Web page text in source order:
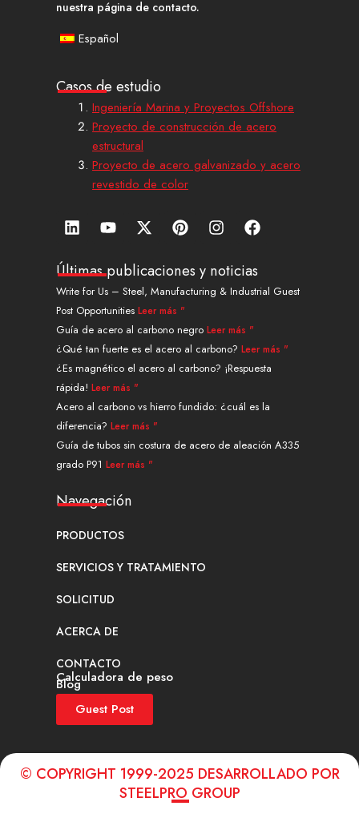
nuestra página de contacto.
Español
Casos de estudio
Ingeniería Marina y Proyectos Offshore
Proyecto de construcción de acero
estructural
Proyecto de acero galvanizado y acero
revestido de color
L
i
k
e
d
i
n
Y
o
t
u
b
e
X
-
w
i
t
t
e
r
P
i
t
e
r
e
s
t
I
n
t
a
g
a
m
F
a
e
b
o
k
Últimas publicaciones y noticias
Write for Us – Steel, Manufacturing & Industrial Guest
Post Opportunities Leer más "
Guía de acero al carbono negro Leer más "
¿Qué tan fuerte es el acero al carbono? Leer más "
¿Es magnético el acero al carbono? ¡Respuesta
rápida! Leer más "
Acero al carbono vs hierro fundido: ¿cuál es la
diferencia? Leer más "
Guía de tubos sin costura de acero de aleación A335
grado P91 Leer más "
Navegación
PRODUCTOS
SERVICIOS Y TRATAMIENTO
SOLICITUD
ACERCA DE
CONTACTO
Calculadora de peso
Blog
Guest Post
© COPYRIGHT 1999-2025 DESARROLLADO POR
STEELPRO GROUP